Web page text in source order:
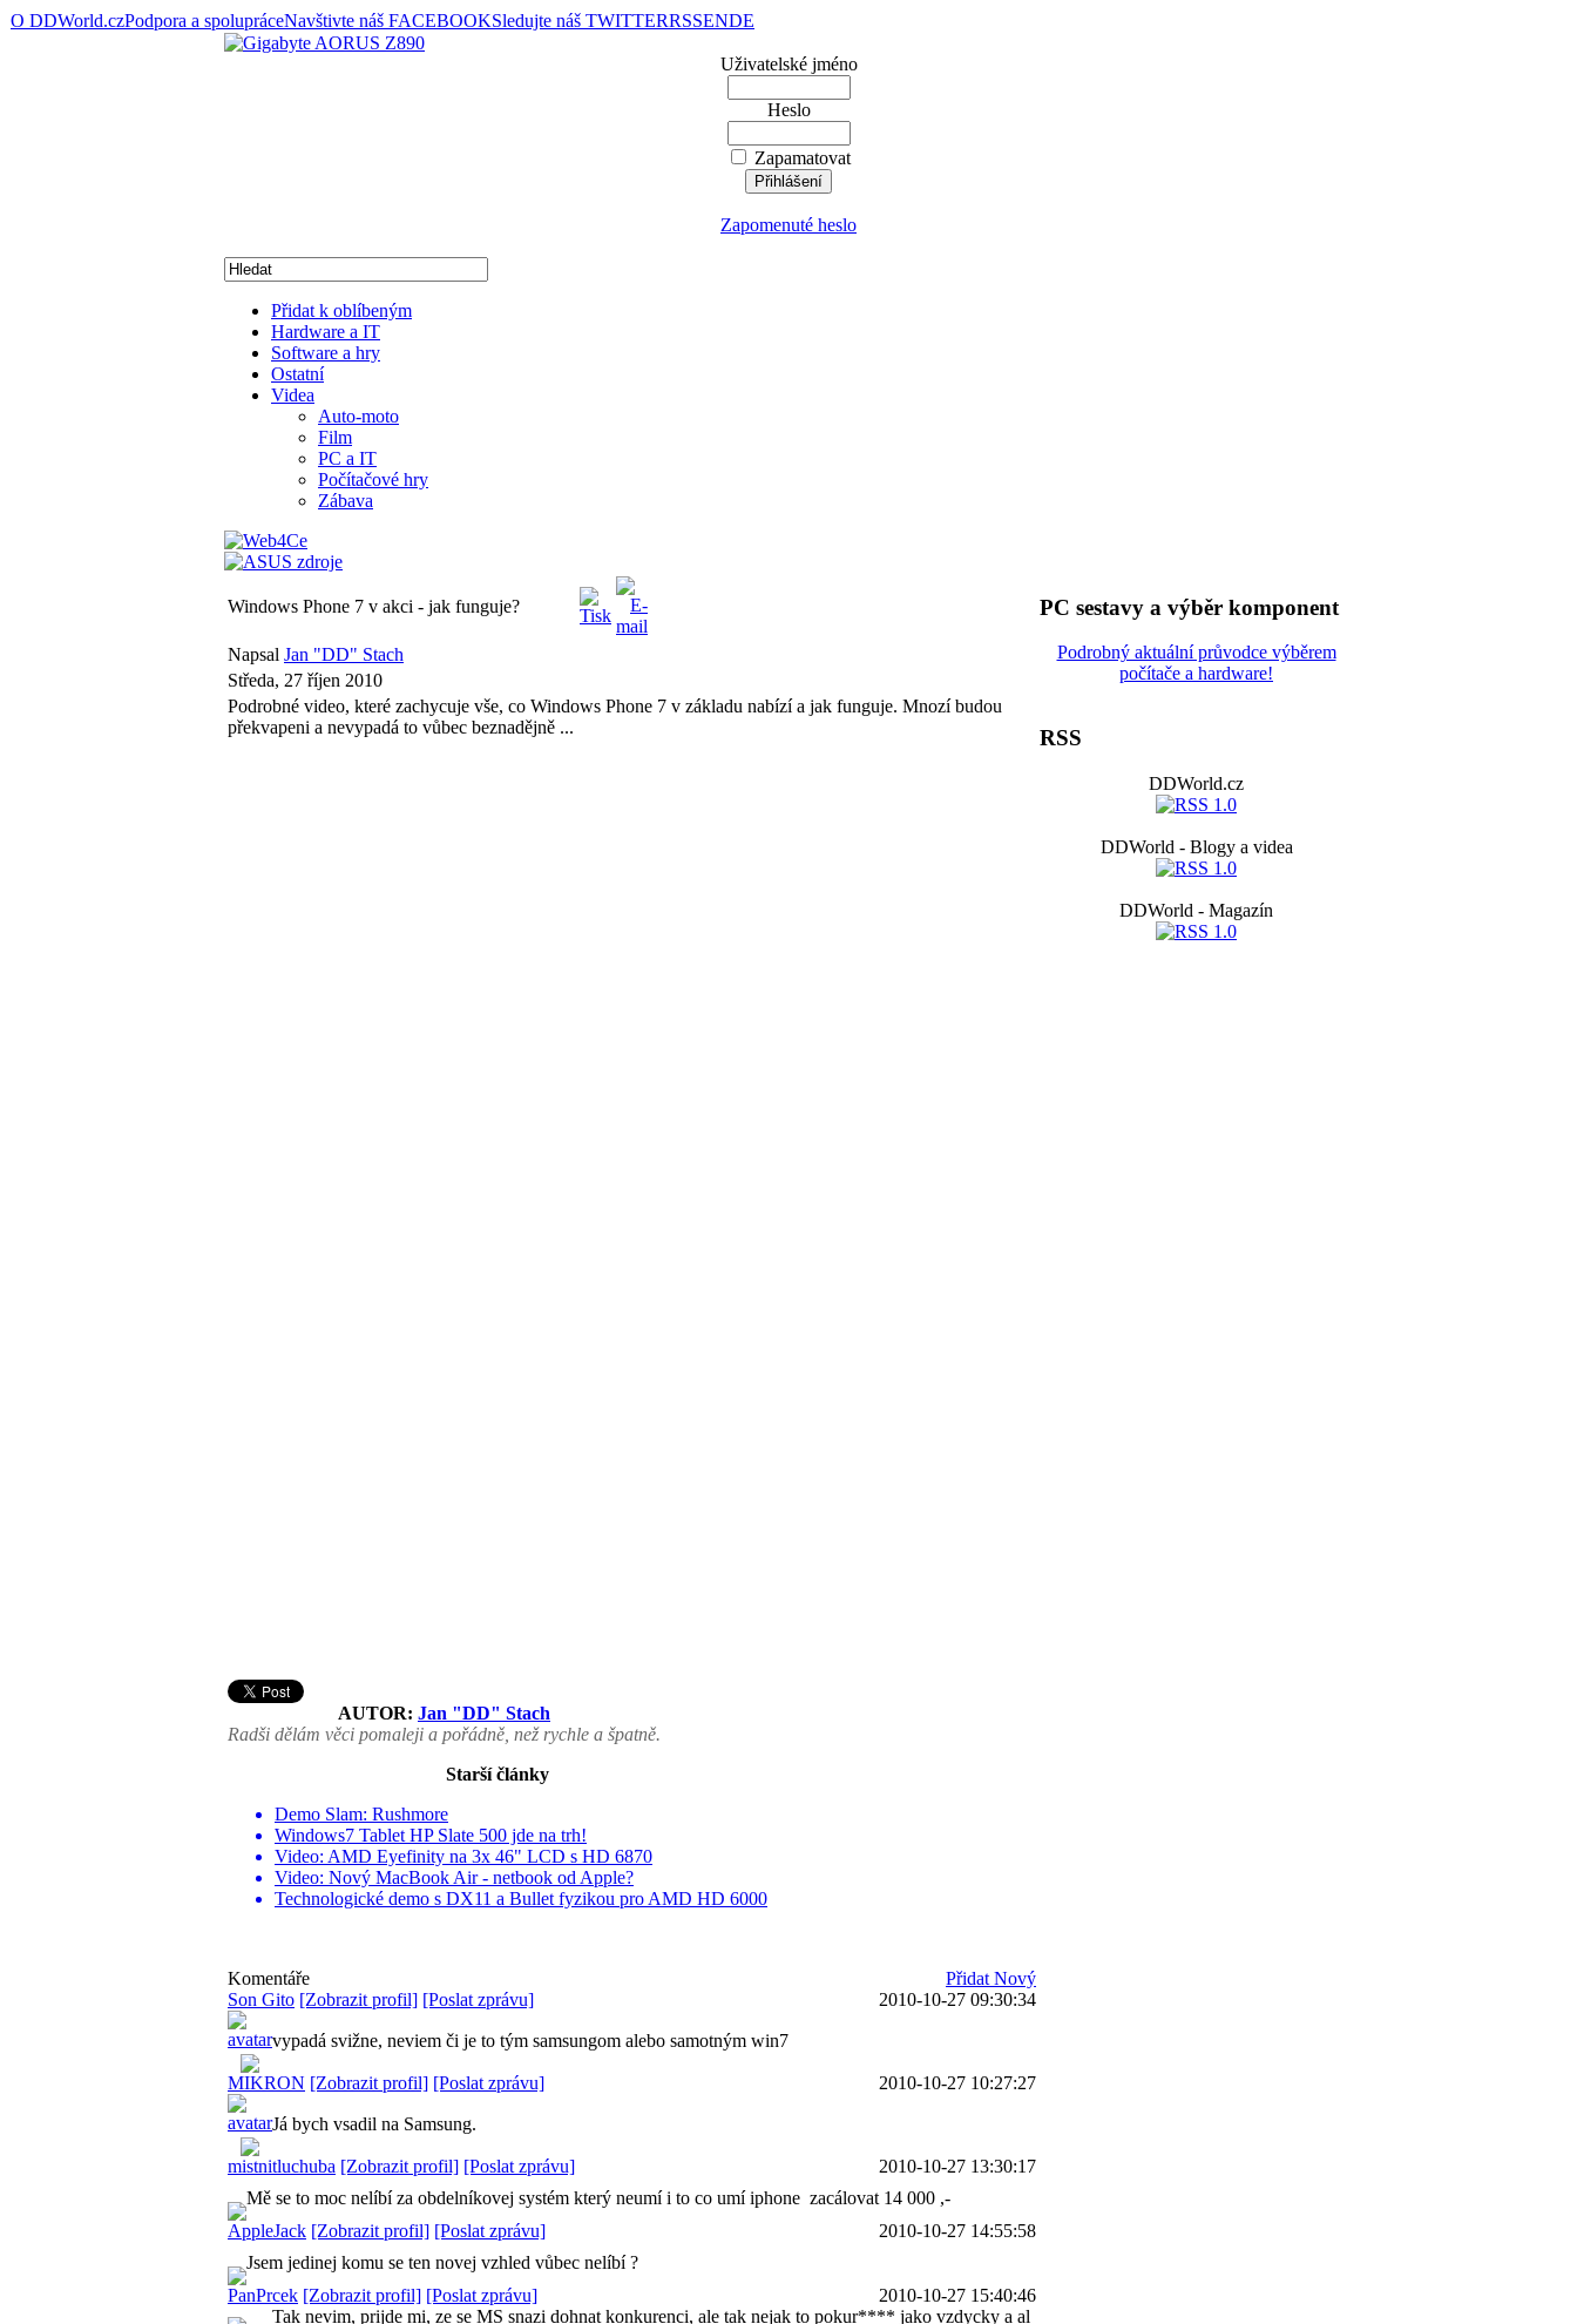
O DDWorld.czPodpora a spolupráceNavštivte náš FACEBOOKSledujte náš TWITTERRSSENDE
Uživatelské jméno
Heslo
Zapamatovat
Zapomenuté heslo
Přidat k oblíbeným
Hardware a IT
Software a hry
Ostatní
Videa
Auto-moto
Film
PC a IT
Počítačové hry
Zábava
Windows Phone 7 v akci - jak funguje?
Napsal Jan "DD" Stach
Středa, 27 říjen 2010
Podrobné video, které zachycuje vše, co Windows Phone 7 v základu nabízí a jak funguje. Mnozí budou
překvapeni a nevypadá to vůbec beznadějně ...
AUTOR: Jan "DD" Stach
Radši dělám věci pomaleji a pořádně, než rychle a špatně.
Starší články
Demo Slam: Rushmore
Windows7 Tablet HP Slate 500 jde na trh!
Video: AMD Eyefinity na 3x 46" LCD s HD 6870
Video: Nový MacBook Air - netbook od Apple?
Technologické demo s DX11 a Bullet fyzikou pro AMD HD 6000
Komentáře
Přidat Nový
Son Gito [Zobrazit profil] [Poslat zprávu] 2010-10-27 09:30:34
vypadá svižne, neviem či je to tým samsungom alebo samotným win7
MIKRON [Zobrazit profil] [Poslat zprávu] 2010-10-27 10:27:27
Já bych vsadil na Samsung.
mistnitluchuba [Zobrazit profil] [Poslat zprávu]
2010-10-27 13:30:17
Mě se to moc nelíbí za obdelníkovej systém který neumí i to co umí iphone zacálovat 14 000 ,-
AppleJack [Zobrazit profil] [Poslat zprávu]
2010-10-27 14:55:58
Jsem jedinej komu se ten novej vzhled vůbec nelíbí ?
PanPrcek [Zobrazit profil] [Poslat zprávu]
2010-10-27 15:40:46
Tak nevim, prijde mi, ze se MS snazi dohnat konkurenci, ale tak nejak to pokur**** jako vzdycky a al
PC sestavy a výběr komponent
Podrobný aktuální průvodce výběrem
počítače a hardware!
RSS
DDWorld.cz
DDWorld - Blogy a videa
DDWorld - Magazín